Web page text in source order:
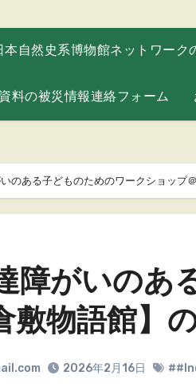
本自然史系博物館ネットワーク
料の被災情報連絡フォーム
のある子どものためのワークショップ
障がいのあ
敷物語館】
2026年2月16日